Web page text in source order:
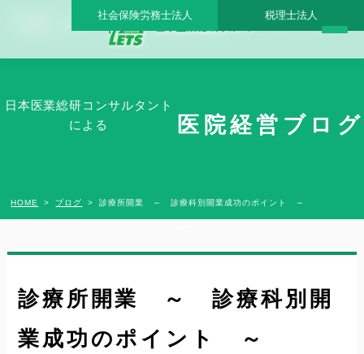
診療所開業 ～ 診療科別開業成功のポイント ～ - 日本医業総研グループ |日本医業総研
社会保険労務士法人 税理士法人
日本医業総研コンサルタント
による
医院経営ブログ
HOME ブログ 診療所開業 ～ 診療科別開業成功のポイント ～
診療所開業 ～ 診療科別開
業成功のポイント ～